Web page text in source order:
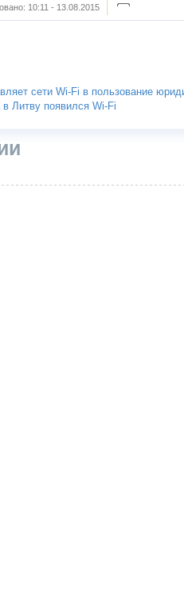
10:11 - 13.08.2015
сети Wi-Fi в пользование
Литву появился Wi-Fi